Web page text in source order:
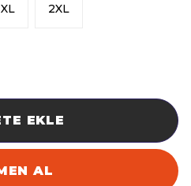
XL 2XL
EKLE
AL